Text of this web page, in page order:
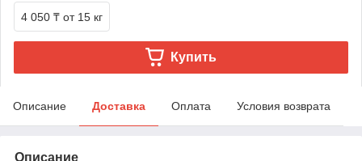
4 050 ₸ от 15 кг
Купить
Описание Доставка Оплата Условия возврата
Описание